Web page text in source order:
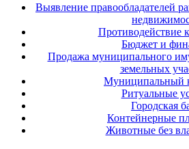
Выявление правообладателей
Противодействие
Бюджет и
Продажа муниципального
земельных
Муниципальный
Ритуальные
Городская
Контейнерные
Животные без